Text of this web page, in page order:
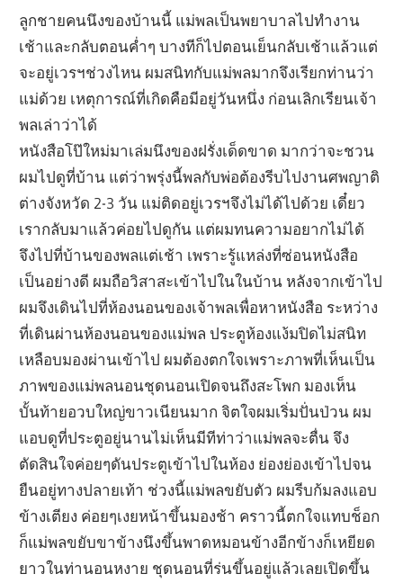
ลูกชายคนนึงของบ้านนี้ แม่พลเป็นพยาบาลไปทำงาน
เช้าและกลับตอนค่ำๆ บางทีก็ไปตอนเย็นกลับเช้าแล้วแต่
จะอยู่เวรฯช่วงไหน ผมสนิทกับแม่พลมากจึงเรียกท่านว่า
แม่ด้วย เหตุการณ์ที่เกิดคือมีอยู่วันหนึ่ง ก่อนเลิกเรียนเจ้า
พลเล่าว่าได้
หนังสือโป๊ใหม่มาเล่มนึงของฝรั่งเด็ดขาด มากว่าจะชวน
ผมไปดูที่บ้าน แต่ว่าพรุ่งนี้พลกับพ่อต้องรีบไปงานศพญาติ
ต่างจังหวัด 2-3 วัน แม่ติดอยู่เวรฯจึงไม่ได้ไปด้วย เดี๋ยว
เรากลับมาแล้วค่อยไปดูกัน แต่ผมทนความอยากไม่ได้
จึงไปที่บ้านของพลแต่เช้า เพราะรู้แหล่งที่ซ่อนหนังสือ
เป็นอย่างดี ผมถือวิสาสะเข้าไปในในบ้าน หลังจากเข้าไป
ผมจึงเดินไปที่ห้องนอนของเจ้าพลเพื่อหาหนังสือ ระหว่าง
ที่เดินผ่านห้องนอนของแม่พล ประตูห้องแง้มปิดไม่สนิท
เหลือบมองผ่านเข้าไป ผมต้องตกใจเพราะภาพที่เห็นเป็น
ภาพของแม่พลนอนชุดนอนเปิดจนถึงสะโพก มองเห็น
บั้นท้ายอวบใหญ่ขาวเนียนมาก จิตใจผมเริ่มปั่นป่วน ผม
แอบดูที่ประตูอยู่นานไม่เห็นมีทีท่าว่าแม่พลจะตื่น จึง
ตัดสินใจค่อยๆดันประตูเข้าไปในห้อง ย่องย่องเข้าไปจน
ยืนอยู่ทางปลายเท้า ช่วงนี้แม่พลขยับตัว ผมรีบก้มลงแอบ
ข้างเตียง ค่อยๆเงยหน้าขึ้นมองช้า คราวนี้ตกใจแทบช็อก
ก็แม่พลขยับขาข้างนึงขึ้นพาดหมอนข้างอีกข้างก็เหยียด
ยาวในท่านอนหงาย ชุดนอนที่ร่นขึ้นอยู่แล้วเลยเปิดขึ้น